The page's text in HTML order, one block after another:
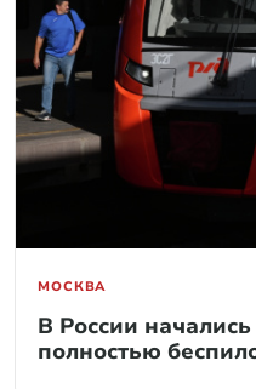
МОСКВА
В России
полностью